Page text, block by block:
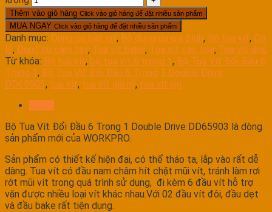
Thêm vào giỏ hàng Click vào giỏ hàng để đặt nhiều sản phẩm
MUA NGAY Click vào giỏ hàng để đặt nhiều sản phẩm
Danh mục: Dụng cụ bắt vít, Bộ dụng cụ gia đình, Bộ tua vít, Cờ
lê, Dụng cụ cầm tay, Tua vít bake, Tua vít các loại, Tua vít dẹp
Từ khóa: Bộ tua vít, bộ tua vít 6 trong 1, Bộ Tua Vít Đổi Đầu 6
Trong 1, Bộ Tua Vít Đổi Đầu 6 Trong 1 Double Drive
DD65903, tua vít, tua vít giá rẻ, tua vít sịn
Bộ Tua Vít Đổi Đầu 6 Trong 1 Double Drive DD65903 là dòng
sản phẩm mới của WORKPRO.
Sản phẩm có thiết kế hiện đại, có thể tháo ta, lắp vào rất dễ
dàng. Tua vít có đầu nam châm hít chặt mũi vít, tránh làm rơi
rớt mũi vít trong quá trình sử dụng, đi kèm 6 đầu vít hỗ trợ
vặn được nhiều loại vít khác nhau.Với 02 đầu vít đôi, đầu dẹt
và đầu bake rất tiện dụng.